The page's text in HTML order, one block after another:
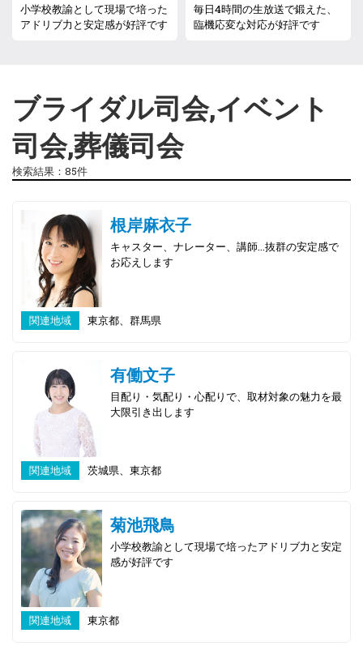
小学校教諭として現場で培った
アドリブ力と安定感が好評です
毎日4時間の生放送で鍛えた、
臨機応変な対応が好評です
ブライダル司会,イベント
司会,葬儀司会
検索結果：85件
根岸麻衣子
キャスター、ナレーター、講師…抜群の安定感で
お応えします
関連地域 東京都、群馬県
有働文子
目配り・気配り・心配りで、取材対象の魅力を最
大限引き出します
関連地域 茨城県、東京都
菊池飛鳥
小学校教諭として現場で培ったアドリブ力と安定
感が好評です
関連地域 東京都